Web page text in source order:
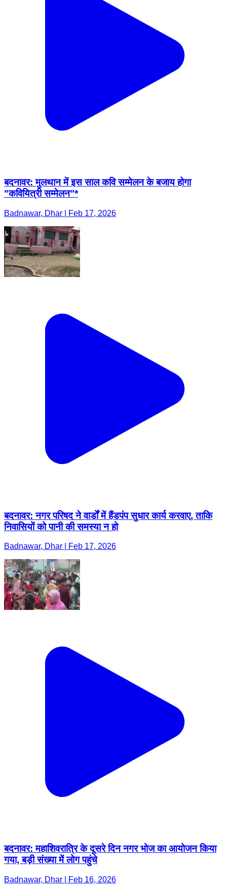
बदनावर: मुलथान में इस साल कवि सम्मेलन के बजाय होगा
"कवियित्री सम्मेलन"*
Badnawar, Dhar | Feb 17, 2026
बदनावर: नगर परिषद ने वार्डों में हैंडपंप सुधार कार्य करवाए, ताकि
निवासियों को पानी की समस्या न हो
Badnawar, Dhar | Feb 17, 2026
बदनावर: महाशिवरात्रि के दूसरे दिन नगर भोज का आयोजन किया
गया, बड़ी संख्या में लोग पहुंचे
Badnawar, Dhar | Feb 16, 2026